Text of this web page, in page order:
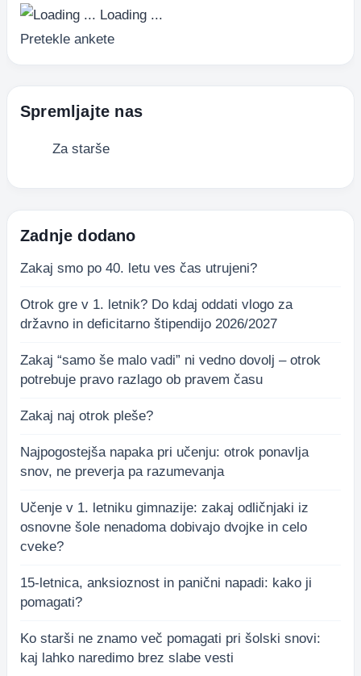
Loading ...
Pretekle ankete
Spremljajte nas
Za starše
Zadnje dodano
Zakaj smo po 40. letu ves čas utrujeni?
Otrok gre v 1. letnik? Do kdaj oddati vlogo za
državno in deficitarno štipendijo 2026/2027
Zakaj “samo še malo vadi” ni vedno dovolj – otrok
potrebuje pravo razlago ob pravem času
Zakaj naj otrok pleše?
Najpogostejša napaka pri učenju: otrok ponavlja
snov, ne preverja pa razumevanja
Učenje v 1. letniku gimnazije: zakaj odličnjaki iz
osnovne šole nenadoma dobivajo dvojke in celo
cveke?
15-letnica, anksioznost in panični napadi: kako ji
pomagati?
Ko starši ne znamo več pomagati pri šolski snovi:
kaj lahko naredimo brez slabe vesti